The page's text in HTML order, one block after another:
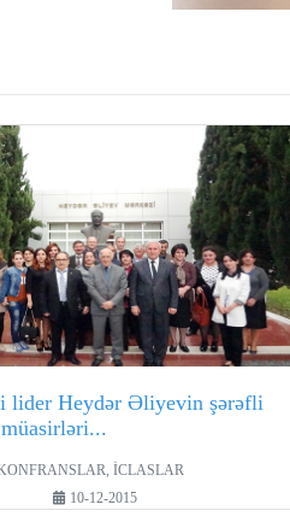
lider Heydər Əliyevin şərəfli
İCLASLAR
10-12-2015